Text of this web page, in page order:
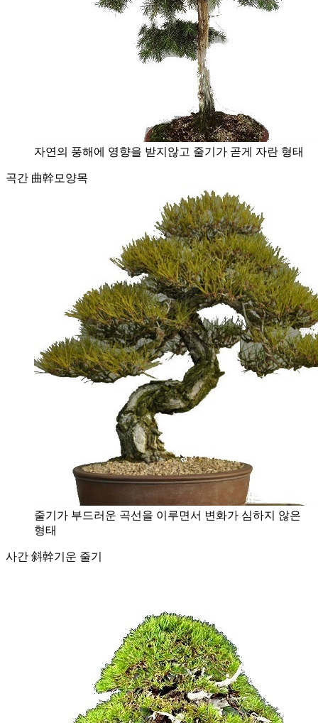
자연의 풍해에 영향을 받지않고 줄기가 곧게 자란 형태
곡간 曲幹모양목
줄기가 부드러운 곡선을 이루면서 변화가 심하지 않은
형태
사간 斜幹기운 줄기